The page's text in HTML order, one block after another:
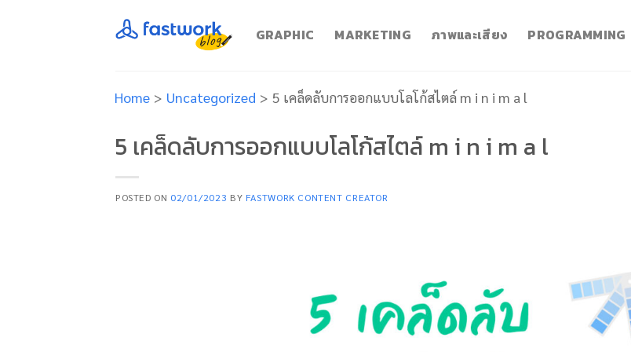
GRAPHIC MARKETING ภาพและเสียง PROGRAMMING
Home > Uncategorized > 5 เคล็ดลับการออกแบบโลโก้สไตล์ m i n i m a l
5 เคล็ดลับการออกแบบโลโก้สไตล์ m i n i m a l
POSTED ON 02/01/2023 BY FASTWORK CONTENT CREATOR